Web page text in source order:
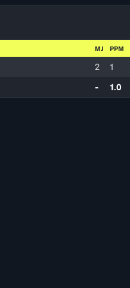
MJ PPM
2 1
- 1.0